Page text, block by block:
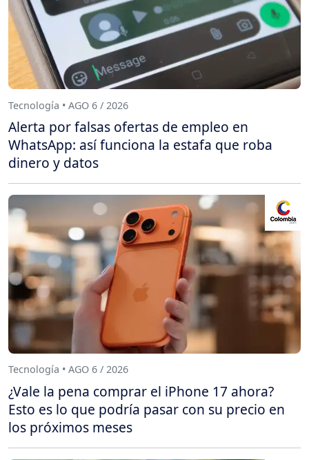
Tecnología • AGO 6 / 2026
Alerta por falsas ofertas de empleo en
WhatsApp: así funciona la estafa que roba
dinero y datos
Tecnología • AGO 6 / 2026
¿Vale la pena comprar el iPhone 17 ahora?
Esto es lo que podría pasar con su precio en
los próximos meses